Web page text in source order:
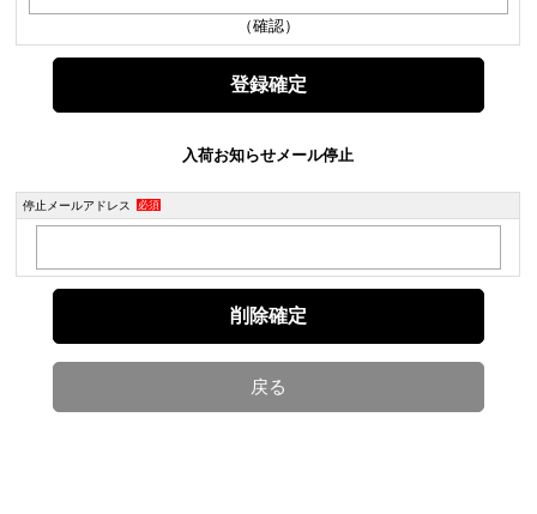
（確認）
入荷お知らせメール停止
停止メールアドレス 必須